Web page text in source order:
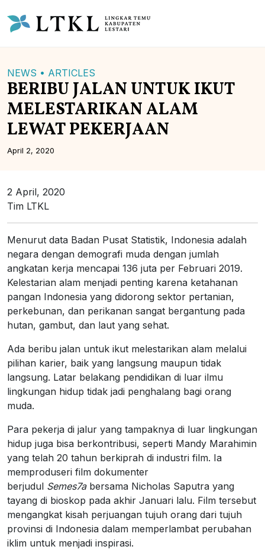
NEWS • ARTICLES
BERIBU JALAN UNTUK IKUT
MELESTARIKAN ALAM
LEWAT PEKERJAAN
April 2, 2020
2 April, 2020
Tim LTKL
Menurut data Badan Pusat Statistik, Indonesia adalah
negara dengan demografi muda dengan jumlah
angkatan kerja mencapai 136 juta per Februari 2019.
Kelestarian alam menjadi penting karena ketahanan
pangan Indonesia yang didorong sektor pertanian,
perkebunan, dan perikanan sangat bergantung pada
hutan, gambut, dan laut yang sehat.
Ada beribu jalan untuk ikut melestarikan alam melalui
pilihan karier, baik yang langsung maupun tidak
langsung. Latar belakang pendidikan di luar ilmu
lingkungan hidup tidak jadi penghalang bagi orang
muda.
Para pekerja di jalur yang tampaknya di luar lingkungan
hidup juga bisa berkontribusi, seperti Mandy Marahimin
yang telah 20 tahun berkiprah di industri film. Ia
memproduseri film dokumenter
berjudul Semes7abersama Nicholas Saputra yang
tayang di bioskop pada akhir Januari lalu. Film tersebut
mengangkat kisah perjuangan tujuh orang dari tujuh
provinsi di Indonesia dalam memperlambat perubahan
iklim untuk menjadi inspirasi.